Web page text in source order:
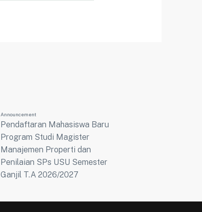
Announcement
Pendaftaran Mahasiswa Baru
Program Studi Magister
Manajemen Properti dan
Penilaian SPs USU Semester
Ganjil T.A 2026/2027